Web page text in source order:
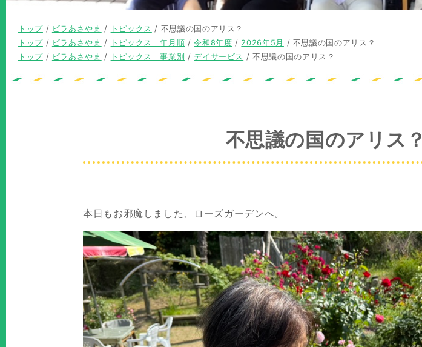
現
在
の
トップ/ ビラあさやま / トピックス / 不思議の国のアリス？
現
在
トップ/ ビラあさやま / トピックス 年月順 /令和8年度 / 2026年5月 / 不思議の国のアリス？
現
トップ/ ビラあさやま / トピックス 事業別 /デイサービス /不思議の国のアリス？
不思議の国のアリス？
本日もお邪魔しました、ローズガーデンへ。